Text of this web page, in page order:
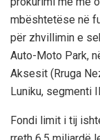
mbështetëse në
për zhvillimin e
Auto-Moto Park,
Aksesit (Rruga
Luniku, segmenti
Fondi limit i tij